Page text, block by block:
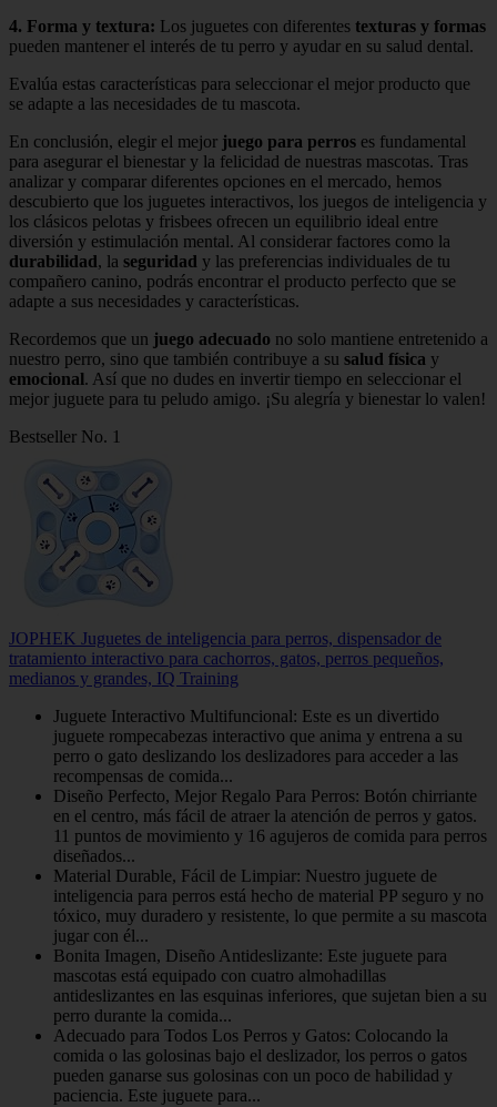
4. Forma y textura: Los juguetes con diferentes texturas y formas
pueden mantener el interés de tu perro y ayudar en su salud dental.
Evalúa estas características para seleccionar el mejor producto que
se adapte a las necesidades de tu mascota.
En conclusión, elegir el mejor juego para perros es fundamental
para asegurar el bienestar y la felicidad de nuestras mascotas. Tras
analizar y comparar diferentes opciones en el mercado, hemos
descubierto que los juguetes interactivos, los juegos de inteligencia y
los clásicos pelotas y frisbees ofrecen un equilibrio ideal entre
diversión y estimulación mental. Al considerar factores como la
durabilidad , la seguridad y las preferencias individuales de tu
compañero canino, podrás encontrar el producto perfecto que se
adapte a sus necesidades y características.
Recordemos que un juego adecuado no solo mantiene entretenido a
nuestro perro, sino que también contribuye a su salud física y
emocional . Así que no dudes en invertir tiempo en seleccionar el
mejor juguete para tu peludo amigo. ¡Su alegría y bienestar lo valen!
Bestseller No. 1
JOPHEK Juguetes de inteligencia para perros, dispensador de
tratamiento interactivo para cachorros, gatos, perros pequeños,
medianos y grandes, IQ Training
Juguete Interactivo Multifuncional: Este es un divertido
juguete rompecabezas interactivo que anima y entrena a su
perro o gato deslizando los deslizadores para acceder a las
recompensas de comida...
Diseño Perfecto, Mejor Regalo Para Perros: Botón chirriante
en el centro, más fácil de atraer la atención de perros y gatos.
11 puntos de movimiento y 16 agujeros de comida para perros
diseñados...
Material Durable, Fácil de Limpiar: Nuestro juguete de
inteligencia para perros está hecho de material PP seguro y no
tóxico, muy duradero y resistente, lo que permite a su mascota
jugar con él...
Bonita Imagen, Diseño Antideslizante: Este juguete para
mascotas está equipado con cuatro almohadillas
antideslizantes en las esquinas inferiores, que sujetan bien a su
perro durante la comida...
Adecuado para Todos Los Perros y Gatos: Colocando la
comida o las golosinas bajo el deslizador, los perros o gatos
pueden ganarse sus golosinas con un poco de habilidad y
paciencia. Este juguete para...